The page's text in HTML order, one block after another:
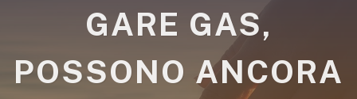
GARE GAS,
POSSONO ANCORA